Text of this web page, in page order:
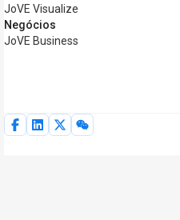
JoVE Visualize
Negócios
JoVE Business